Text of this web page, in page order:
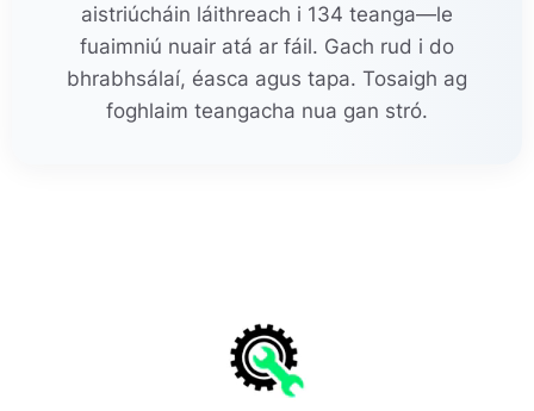
aistriúcháin láithreach i 134 teanga—le
fuaimniú nuair atá ar fáil. Gach rud i do
bhrabhsálaí, éasca agus tapa. Tosaigh ag
foghlaim teangacha nua gan stró.